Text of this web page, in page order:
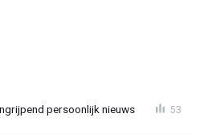
persoonlijk nieuws 53